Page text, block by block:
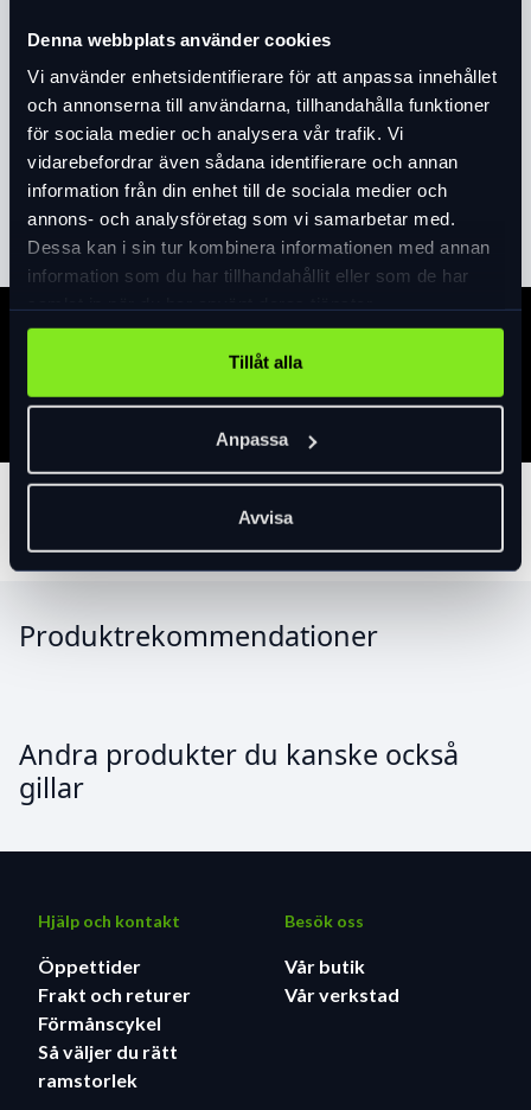
Denna webbplats använder cookies
Vi använder enhetsidentifierare för att anpassa innehållet
och annonserna till användarna, tillhandahålla funktioner
för sociala medier och analysera vår trafik. Vi
vidarebefordrar även sådana identifierare och annan
information från din enhet till de sociala medier och
annons- och analysföretag som vi samarbetar med.
Dessa kan i sin tur kombinera informationen med annan
information som du har tillhandahållit eller som de har
Tillåt alla
Anpassa
Avvisa
Produktinformation
Tillsatswire till AXA Solid Plus m.fl. Passar i
hålet på vänstersida på dessa lås så att du
även kan förankra cykeln i ett fast föremål
och därmed minska stöldrisken radikalt,
Plastöverdragen 10mm wire med ögla i
änden, 150cm lång. Hållare för montering på
cykeln ingår.
Läs merexpand_more
Produktrekommendationer
Andra produkter du kanske också
gillar
Hjälp och kontakt
Öppettider
Frakt och returer
Förmånscykel
Så väljer du rätt
ramstorlek
Besök oss
Vår butik
Vår verkstad